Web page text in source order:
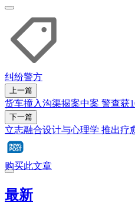
纠纷警方
上一篇
货车撞入沟渠揭案中案 警查获
下一篇
立志融合设计与心理学 推出疗
购买此文章
最新